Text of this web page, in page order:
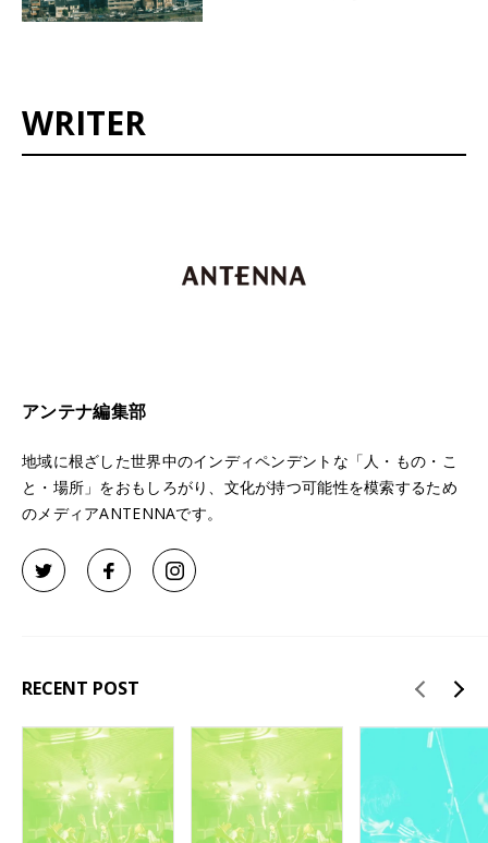
WRITER
アンテナ編集部
地域に根ざした世界中のインディペンデントな「人・もの・こ
と・場所」をおもしろがり、文化が持つ可能性を模索するため
のメディアANTENNAです。
RECENT POST